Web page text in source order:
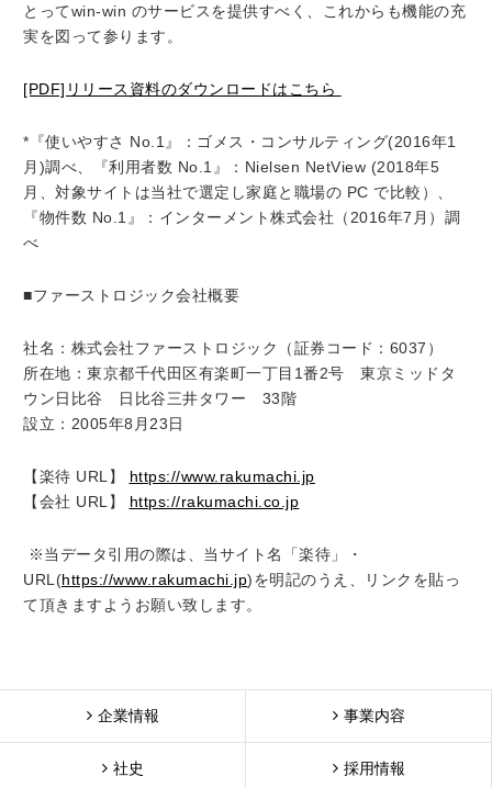
とってwin-win のサービスを提供すべく、これからも機能の充
実を図って参ります。
[PDF]リリース資料のダウンロードはこちら
*『使いやすさ No.1』：ゴメス・コンサルティング(2016年1
月)調べ、『利用者数 No.1』：Nielsen NetView (2018年5
月、対象サイトは当社で選定し家庭と職場の PC で比較）、
『物件数 No.1』：インターメント株式会社（2016年7月）調
べ
■ファーストロジック会社概要
社名：株式会社ファーストロジック（証券コード：6037）
所在地：東京都千代田区有楽町一丁目1番2号 東京ミッドタ
ウン日比谷 日比谷三井タワー 33階
設立：2005年8月23日
【楽待 URL】 https://www.rakumachi.jp
【会社 URL】 https://rakumachi.co.jp
※当データ引用の際は、当サイト名「楽待」・
URL(https://www.rakumachi.jp)を明記のうえ、リンクを貼っ
て頂きますようお願い致します。
企業情報 事業内容
社史 採用情報